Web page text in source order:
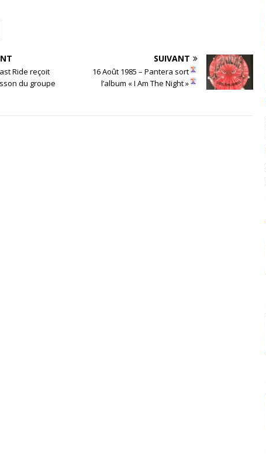
Ride reçoit
du groupe
SUIVANT
16 Août 1985 – Pantera sort
l’album « I Am The Night »